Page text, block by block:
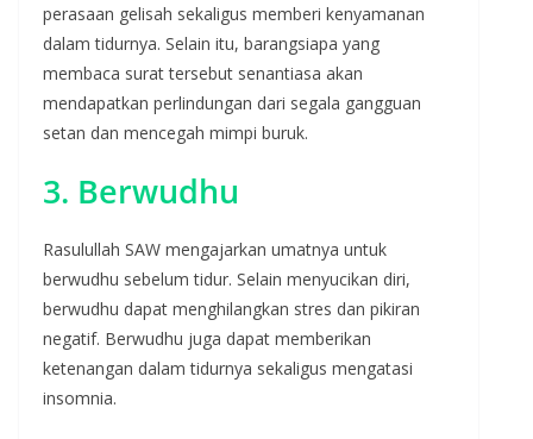
perasaan gelisah sekaligus memberi kenyamanan
dalam tidurnya. Selain itu, barangsiapa yang
membaca surat tersebut senantiasa akan
mendapatkan perlindungan dari segala gangguan
setan dan mencegah mimpi buruk.
3. Berwudhu
Rasulullah SAW mengajarkan umatnya untuk
berwudhu sebelum tidur. Selain menyucikan diri,
berwudhu dapat menghilangkan stres dan pikiran
negatif. Berwudhu juga dapat memberikan
ketenangan dalam tidurnya sekaligus mengatasi
insomnia.